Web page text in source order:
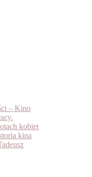
– Kino
kobiet
kina